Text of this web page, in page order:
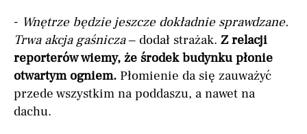
- Wnętrze będzie jeszcze dokładnie sprawdzane.
Trwa akcja gaśnicza– dodał strażak. Z relacji
reporterów wiemy, że środek budynku płonie
otwartym ogniem. Płomienie da się zauważyć
przede wszystkim na poddaszu, a nawet na
dachu.